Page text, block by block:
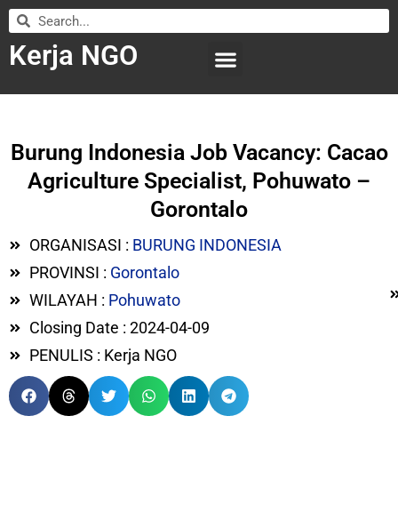
Kerja NGO
Burung Indonesia Job Vacancy: Cacao
Agriculture Specialist, Pohuwato –
Gorontalo
ORGANISASI : BURUNG INDONESIA
PROVINSI : Gorontalo
WILAYAH : Pohuwato
Closing Date : 2024-04-09
PENULIS : Kerja NGO